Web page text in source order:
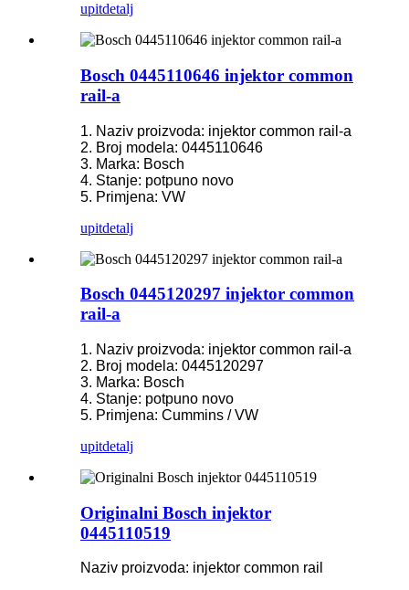
upitdetalj
Bosch 0445110646 injektor common
rail-a
1. Naziv proizvoda: injektor common rail-a
2. Broj modela: 0445110646
3. Marka: Bosch
4. Stanje: potpuno novo
5. Primjena: VW
upitdetalj
Bosch 0445120297 injektor common
rail-a
1. Naziv proizvoda: injektor common rail-a
2. Broj modela: 0445120297
3. Marka: Bosch
4. Stanje: potpuno novo
5. Primjena: Cummins / VW
upitdetalj
Originalni Bosch injektor
0445110519
Naziv proizvoda: injektor common rail